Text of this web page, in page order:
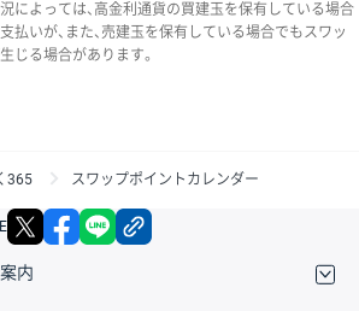
によっては、高金利通貨の買建玉を保有している場合
払いが、また、売建玉を保有している場合でもスワッ
じる場合があります。
365 スワップポイントカレンダー
X facebook
内